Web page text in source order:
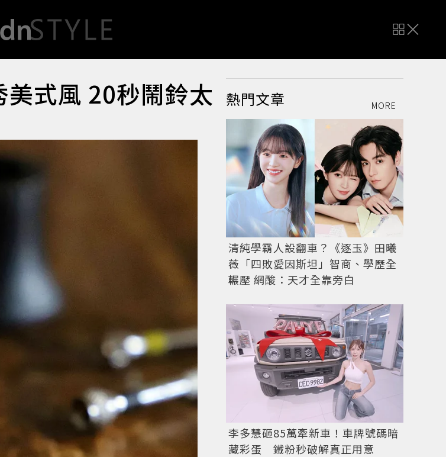
式風 20秒鬧鈴太
熱門文章 MORE
清純學霸人設翻車？《逐玉》田曦
薇「四敗愛因斯坦」智商、學歷全
輾壓 網酸：天才全靠旁白
李多慧砸85萬牽新車！車牌號碼暗
藏彩蛋 鐵粉秒破解真正用意